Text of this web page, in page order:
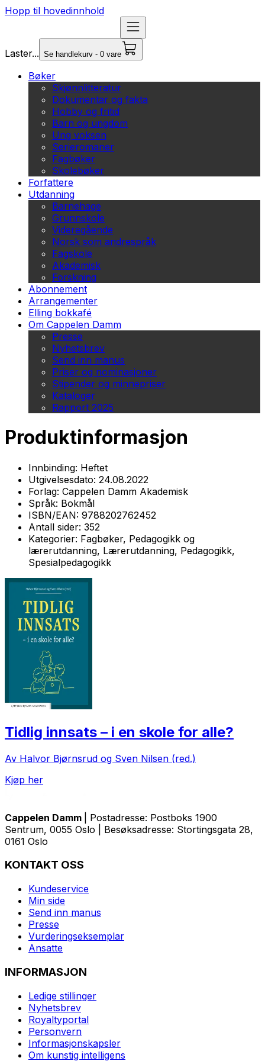
Hopp til hovedinnhold
Laster... Se handlekurv - 0 vare
Bøker
Skjønnlitteratur
Dokumentar og fakta
Hobby og fritid
Barn og ungdom
Ung voksen
Serieromaner
Fagbøker
Skolebøker
Forfattere
Utdanning
Barnehage
Grunnskole
Videregående
Norsk som andrespråk
Fagskole
Akademisk
Forskning
Abonnement
Arrangementer
Elling bokkafé
Om Cappelen Damm
Presse
Nyhetsbrev
Send inn manus
Priser og nominasjoner
Stipender og minnepriser
Kataloger
Rapport 2025
Produktinformasjon
Innbinding: Heftet
Utgivelsesdato: 24.08.2022
Forlag: Cappelen Damm Akademisk
Språk: Bokmål
ISBN/EAN: 9788202762452
Antall sider: 352
Kategorier: Fagbøker, Pedagogikk og
lærerutdanning, Lærerutdanning, Pedagogikk,
Spesialpedagogikk
Tidlig innsats – i en skole for alle?
Av Halvor Bjørnsrud og Sven Nilsen (red.)
Kjøp her
Cappelen Damm
| Postadresse: Postboks 1900
Sentrum, 0055 Oslo | Besøksadresse: Stortingsgata 28,
0161 Oslo
KONTAKT OSS
Kundeservice
Min side
Send inn manus
Presse
Vurderingseksemplar
Ansatte
INFORMASJON
Ledige stillinger
Nyhetsbrev
Royaltyportal
Personvern
Informasjonskapsler
Om kunstig intelligens